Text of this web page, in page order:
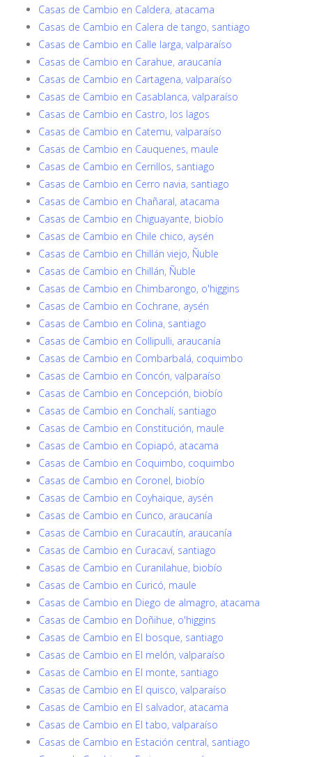
Casas de Cambio en Caldera, atacama
Casas de Cambio en Calera de tango, santiago
Casas de Cambio en Calle larga, valparaíso
Casas de Cambio en Carahue, araucanía
Casas de Cambio en Cartagena, valparaíso
Casas de Cambio en Casablanca, valparaíso
Casas de Cambio en Castro, los lagos
Casas de Cambio en Catemu, valparaíso
Casas de Cambio en Cauquenes, maule
Casas de Cambio en Cerrillos, santiago
Casas de Cambio en Cerro navia, santiago
Casas de Cambio en Chañaral, atacama
Casas de Cambio en Chiguayante, biobío
Casas de Cambio en Chile chico, aysén
Casas de Cambio en Chillán viejo, Ñuble
Casas de Cambio en Chillán, Ñuble
Casas de Cambio en Chimbarongo, o'higgins
Casas de Cambio en Cochrane, aysén
Casas de Cambio en Colina, santiago
Casas de Cambio en Collipulli, araucanía
Casas de Cambio en Combarbalá, coquimbo
Casas de Cambio en Concón, valparaíso
Casas de Cambio en Concepción, biobío
Casas de Cambio en Conchalí, santiago
Casas de Cambio en Constitución, maule
Casas de Cambio en Copiapó, atacama
Casas de Cambio en Coquimbo, coquimbo
Casas de Cambio en Coronel, biobío
Casas de Cambio en Coyhaique, aysén
Casas de Cambio en Cunco, araucanía
Casas de Cambio en Curacautín, araucanía
Casas de Cambio en Curacaví, santiago
Casas de Cambio en Curanilahue, biobío
Casas de Cambio en Curicó, maule
Casas de Cambio en Diego de almagro, atacama
Casas de Cambio en Doñihue, o'higgins
Casas de Cambio en El bosque, santiago
Casas de Cambio en El melón, valparaíso
Casas de Cambio en El monte, santiago
Casas de Cambio en El quisco, valparaíso
Casas de Cambio en El salvador, atacama
Casas de Cambio en El tabo, valparaíso
Casas de Cambio en Estación central, santiago